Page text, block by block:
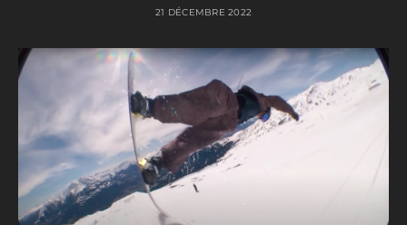
21 DÉCEMBRE 2022